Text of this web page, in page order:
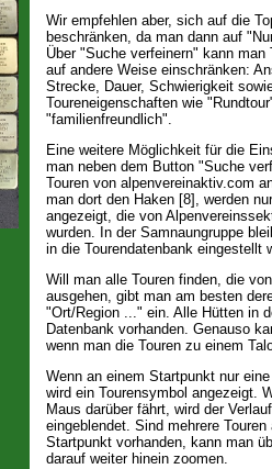
Wir empfehlen aber, sich auf die
beschränken, da man dann auf
Über "Suche verfeinern" kann man
auf andere Weise einschränken:
Strecke, Dauer, Schwierigkeit
Toureneigenschaften wie
"familienfreundlich".
Eine weitere Möglichkeit für die
man neben dem Button "Suche
Touren von alpenvereinaktiv.com
man dort den Haken [8], werden
angezeigt, die von
wurden. In der Samnaungruppe
in die Tourendatenbank eingestellt
Will man alle Touren finden, die
ausgehen, gibt man am besten
"Ort/Region ..." ein. Alle Hütten in
Datenbank vorhanden. Genauso
wenn man die Touren zu einem
Wenn an einem Startpunkt nur
wird ein Tourensymbol angezeigt.
Maus darüber fährt, wird der
eingeblendet. Sind mehrere Touren
Startpunkt vorhanden, kann man
darauf weiter hinein zoomen.